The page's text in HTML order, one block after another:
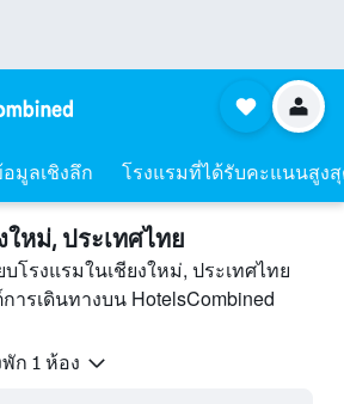
มูลเชิงลึก โรงแรมที่ได้รับคะแนนสูง
หม่, ประเทศไทย
โรงแรมในเชียงใหม่, ประเทศไทย
ารเดินทางบน HotelsCombined
ก 1 ห้อง